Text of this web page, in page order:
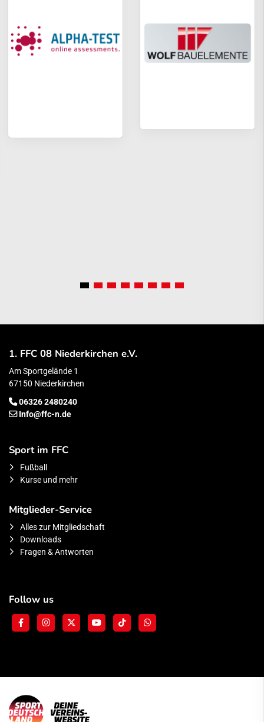
1. FFC 08 Niederkirchen e.V.
Am Sportgelände 1
67150 Niederkirchen
06326 2480240
Info@ffc-n.de
Sport im FFC
Fußball
Kurse und mehr
Mitglieder-Service
Alles zur Mitgliedschaft
Downloads
Fragen & Antworten
Follow us